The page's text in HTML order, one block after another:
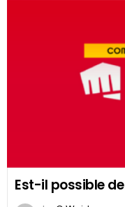
Est-il possible